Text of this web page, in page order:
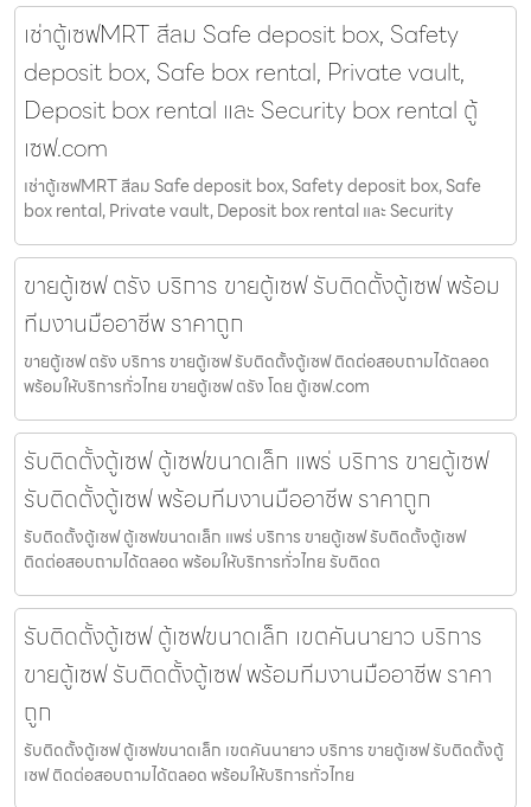
เช่าตู้เซฟMRT สีลม Safe deposit box, Safety
deposit box, Safe box rental, Private vault,
Deposit box rental และ Security box rental ตู้
เซฟ.com
เช่าตู้เซฟMRT สีลม Safe deposit box, Safety deposit box, Safe
box rental, Private vault, Deposit box rental และ Security
ขายตู้เซฟ ตรัง บริการ ขายตู้เซฟ รับติดตั้งตู้เซฟ พร้อม
ทีมงานมืออาชีพ ราคาถูก
ขายตู้เซฟ ตรัง บริการ ขายตู้เซฟ รับติดตั้งตู้เซฟ ติดต่อสอบถามได้ตลอด
พร้อมให้บริการทั่วไทย ขายตู้เซฟ ตรัง โดย ตู้เซฟ.com
รับติดตั้งตู้เซฟ ตู้เซฟขนาดเล็ก แพร่ บริการ ขายตู้เซฟ
รับติดตั้งตู้เซฟ พร้อมทีมงานมืออาชีพ ราคาถูก
รับติดตั้งตู้เซฟ ตู้เซฟขนาดเล็ก แพร่ บริการ ขายตู้เซฟ รับติดตั้งตู้เซฟ
ติดต่อสอบถามได้ตลอด พร้อมให้บริการทั่วไทย รับติดต
รับติดตั้งตู้เซฟ ตู้เซฟขนาดเล็ก เขตคันนายาว บริการ
ขายตู้เซฟ รับติดตั้งตู้เซฟ พร้อมทีมงานมืออาชีพ ราคา
ถูก
รับติดตั้งตู้เซฟ ตู้เซฟขนาดเล็ก เขตคันนายาว บริการ ขายตู้เซฟ รับติดตั้งตู้
เซฟ ติดต่อสอบถามได้ตลอด พร้อมให้บริการทั่วไทย